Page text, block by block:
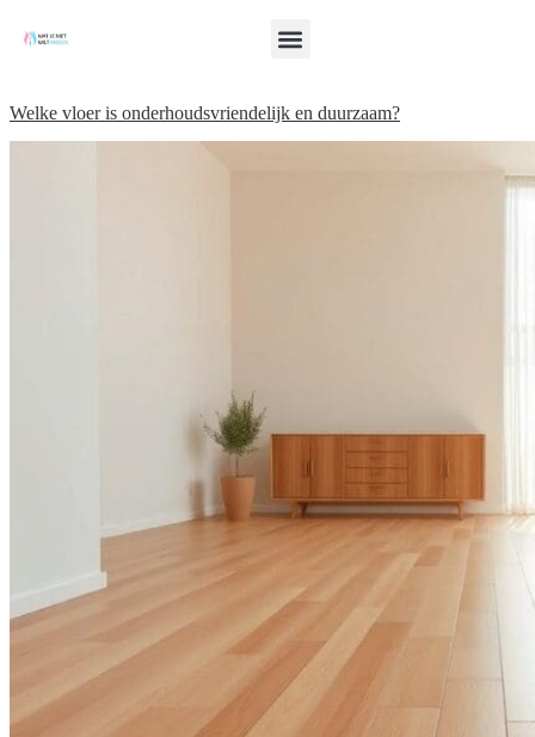
Welke vloer is onderhoudsvriendelijk en duurzaam?